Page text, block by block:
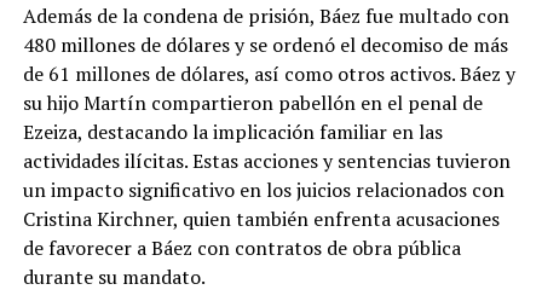
Además de la condena de prisión, Báez fue multado con
480 millones de dólares y se ordenó el decomiso de más
de 61 millones de dólares, así como otros activos. Báez y
su hijo Martín compartieron pabellón en el penal de
Ezeiza, destacando la implicación familiar en las
actividades ilícitas. Estas acciones y sentencias tuvieron
un impacto significativo en los juicios relacionados con
Cristina Kirchner, quien también enfrenta acusaciones
de favorecer a Báez con contratos de obra pública
durante su mandato.